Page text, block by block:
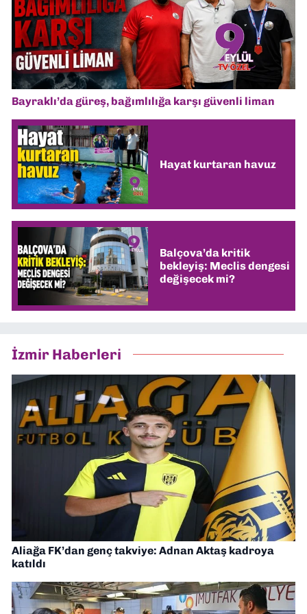
Bayraklı’da güreş, bağımlılığa karşı güvenli liman
Hayat kurtaran havuz
Balçova’da kritik
bekleyiş: Meclis dengesi
değişecek mi?
İzmir Haberleri
Aliağa FK’dan genç takviye: Adnan Aktaş kadroya
katıldı